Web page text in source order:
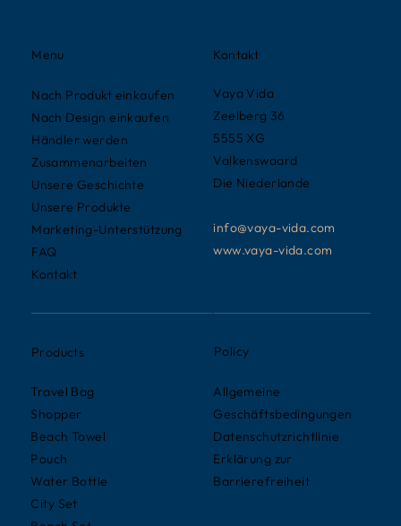
Kontakt
Vaya Vida
Zeelberg 36
5555 XG
Valkenswaard
Die Niederlande
info@vaya-vida.com
www.vaya-vida.com
Menu
Nach Produkt einkaufen
Nach Design einkaufen
Händler werden
Zusammenarbeiten
Unsere Geschichte
Unsere Produkte
Marketing-Unterstützung
FAQ
Kontakt
Products
Travel Bag
Shopper
Beach Towel
Pouch
Water Bottle
City Set
Policy
Allgemeine
Geschäftsbedingungen
Datenschutzrichtlinie
Erklärung zur
Barrierefreiheit